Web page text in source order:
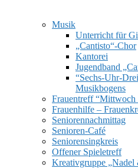
Musik
Unterricht für
„Cantisto“-Chor
Kantorei
Jugendband
“Sechs-Uhr-
Musikbogens
Frauentreff “Mittwoch
Frauenhilfe –
Seniorennachmittag
Senioren-Café
Seniorensingkreis
Offener Spieletreff
Kreativgruppe „Nadel